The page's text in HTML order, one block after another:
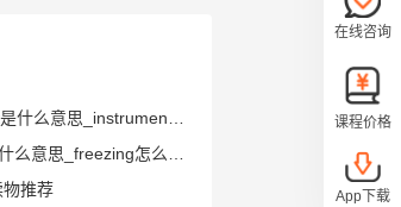
推荐
在线咨询
课程价格
App下载